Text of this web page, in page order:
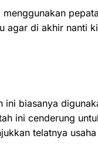
agar di akhir nanti
ini biasanya
ini cenderung
telatnya usaha